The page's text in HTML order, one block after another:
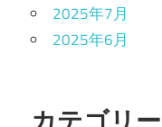
2025年7月
2025年6月